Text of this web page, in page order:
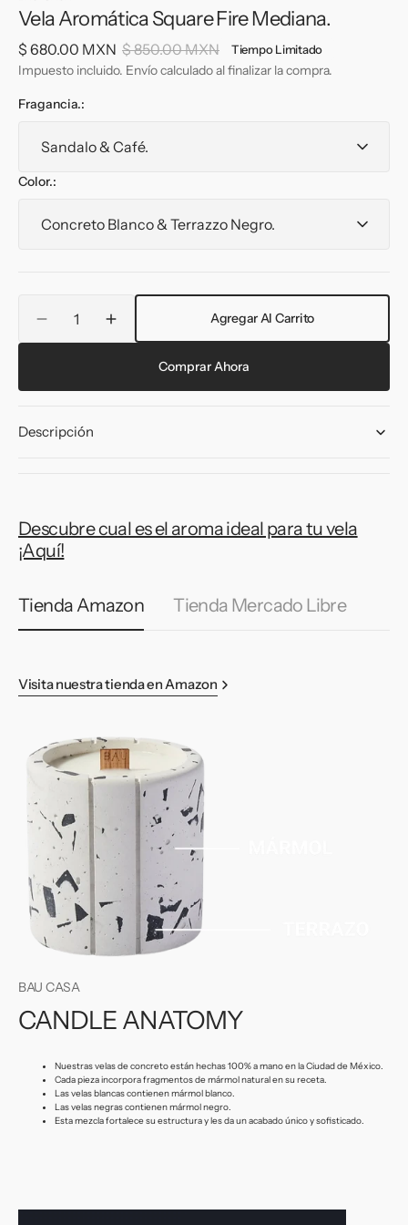
Vela Aromática Square Fire Mediana.
Precio
de
venta
$ 680.00 MXN
Precio
$ 850.00 MXN Tiempo Limitado
Impuesto incluido. Envío calculado al finalizar la compra.
Fragancia.:
Color.:
Reducir
cantidad
Square
Fire
Aumentar
cantidad
Agregar Al Carrito
Comprar Ahora
Descripción
Descubre cual es el aroma ideal para tu vela
¡Aquí!
Tienda Amazon Tienda Mercado Libre
Visita nuestra tienda en Amazon
BAU CASA
CANDLE ANATOMY
Nuestras velas de concreto están hechas 100% a mano en la Ciudad de México.
Cada pieza incorpora fragmentos de mármol natural en su receta.
Las velas blancas contienen mármol blanco.
Las velas negras contienen mármol negro.
Esta mezcla fortalece su estructura y les da un acabado único y sofisticado.